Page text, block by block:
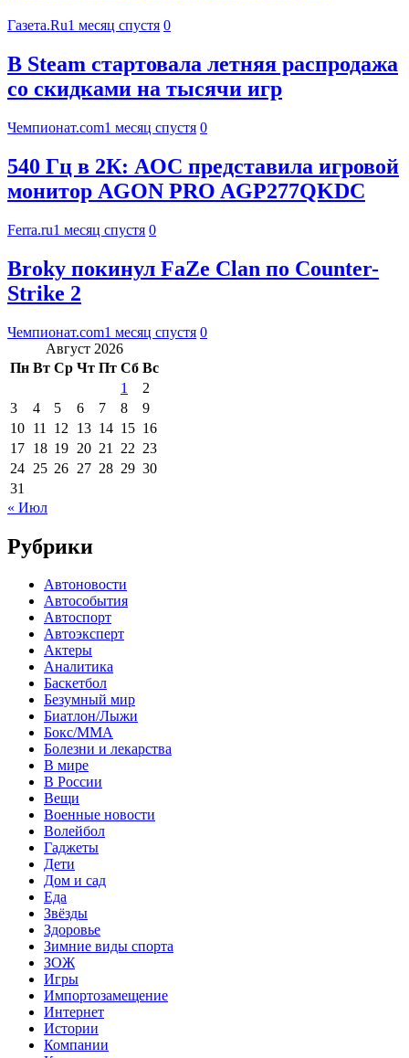
Газета.Ru1 месяц спустя 0
В Steam стартовала летняя распродажа
со скидками на тысячи игр
Чемпионат.com1 месяц спустя 0
540 Гц в 2К: AOC представила игровой
монитор AGON PRO AGP277QKDC
Ferra.ru1 месяц спустя 0
Broky покинул FaZe Clan по Counter-
Strike 2
Чемпионат.com1 месяц спустя 0
Август 2026
Пн Вт Ср Чт Пт Сб Вс
1
2
3
4 5 6 7 8
9
10 11 12 13 14 15 16
17 18 19 20 21 22 23
24 25 26 27 28 29 30
31
« Июл
Рубрики
Автоновости
Автособытия
Автоспорт
Автоэксперт
Актеры
Аналитика
Баскетбол
Безумный мир
Биатлон/Лыжи
Бокс/MMA
Болезни и лекарства
В мире
В России
Вещи
Военные новости
Волейбол
Гаджеты
Дети
Дом и сад
Еда
Звёзды
Здоровье
Зимние виды спорта
ЗОЖ
Игры
Импортозамещение
Интернет
Истории
Компании